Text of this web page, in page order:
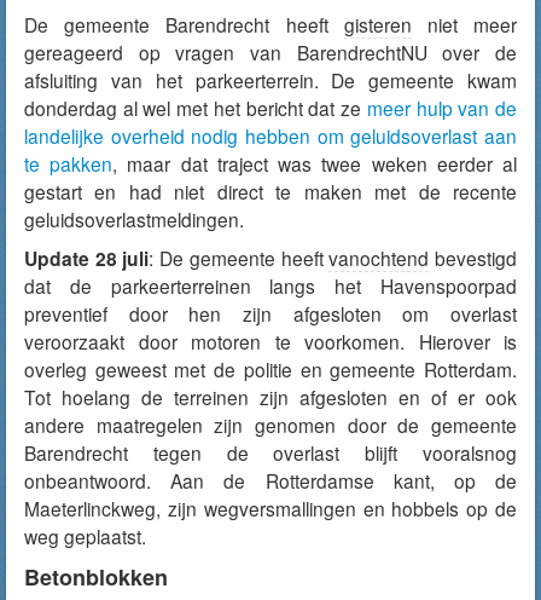
De gemeente Barendrecht heeft gisteren niet meer
gereageerd op vragen van BarendrechtNU over de
afsluiting van het parkeerterrein. De gemeente kwam
donderdag al wel met het bericht dat ze meer hulp van de
landelijke overheid nodig hebben om geluidsoverlast aan
te pakken, maar dat traject was twee weken eerder al
gestart en had niet direct te maken met de recente
geluidsoverlastmeldingen.
Update 28 juli: De gemeente heeftvanochtend bevestigd
dat de parkeerterreinen langs het Havenspoorpad
preventief door hen zijn afgesloten om overlast
veroorzaakt door motoren te voorkomen. Hierover is
overleg geweest met de politie en gemeente Rotterdam.
Tot hoelang de terreinen zijn afgesloten en of er ook
andere maatregelen zijn genomen door de gemeente
Barendrecht tegen de overlast blijft vooralsnog
onbeantwoord. Aan de Rotterdamse kant, op de
Maeterlinckweg, zijn wegversmallingen en hobbels op de
weg geplaatst.
Betonblokken